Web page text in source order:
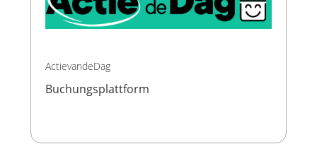
ActievandeDag
Buchungsplattform